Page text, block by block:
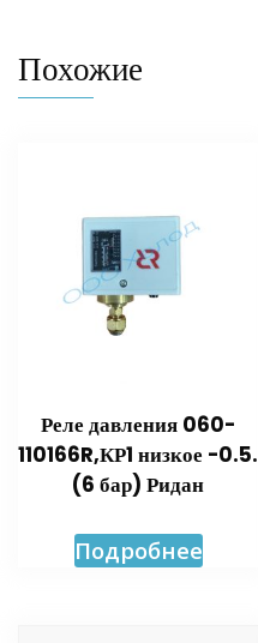
Похожие
Реле давления 060-
110166R,КР1 низкое -0.5.
(6 бар) Ридан
Подробнее